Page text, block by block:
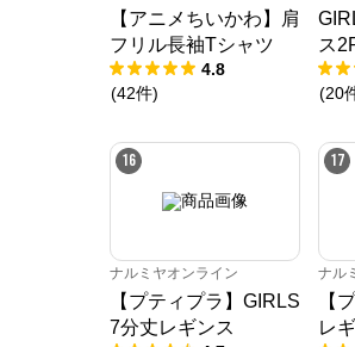
【アニメちいかわ】肩
フリル長袖Tシャツ
4.8
(42件)
ス
(20
16
ナルミヤオンライン
【プティプラ】GIRLS
7分丈レギンス
17
ナル
【
レ